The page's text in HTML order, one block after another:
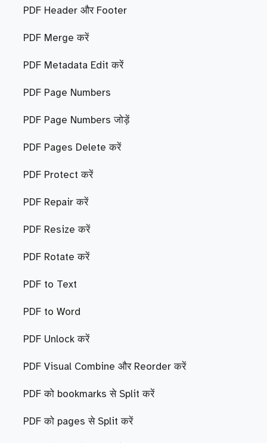
PDF Header और Footer
PDF Merge करें
PDF Metadata Edit करें
PDF Page Numbers
PDF Page Numbers जोड़ें
PDF Pages Delete करें
PDF Protect करें
PDF Repair करें
PDF Resize करें
PDF Rotate करें
PDF to Text
PDF to Word
PDF Unlock करें
PDF Visual Combine और Reorder करें
PDF को bookmarks से Split करें
PDF को pages से Split करें